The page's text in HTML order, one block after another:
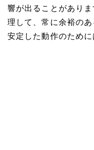
響が出ることがあり
理して、常に余裕の
安定した動作のために